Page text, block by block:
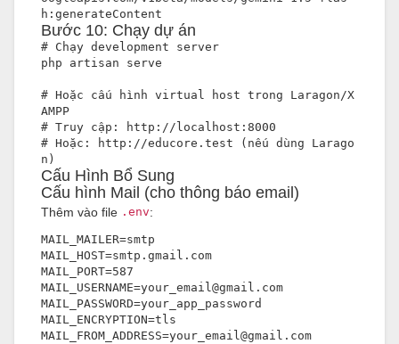
h:generateContent
Bước 10: Chạy dự án
# Chạy development server
php artisan serve
# Hoặc cấu hình virtual host trong Laragon/X
AMPP
# Truy cập: http://localhost:8000
# Hoặc: http://educore.test (nếu dùng Larago
n)
Cấu Hình Bổ Sung
Cấu hình Mail (cho thông báo email)
Thêm vào file .env:
MAIL_MAILER=smtp
MAIL_HOST=smtp.gmail.com
MAIL_PORT=587
MAIL_USERNAME=your_email@gmail.com
MAIL_PASSWORD=your_app_password
MAIL_ENCRYPTION=tls
MAIL_FROM_ADDRESS=your_email@gmail.com